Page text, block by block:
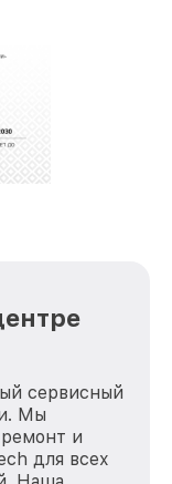
в сервис в
и
сервисный
Мы
и
для всех